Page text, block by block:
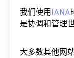
我们使用IANA
是协调和管理
大多数其他网